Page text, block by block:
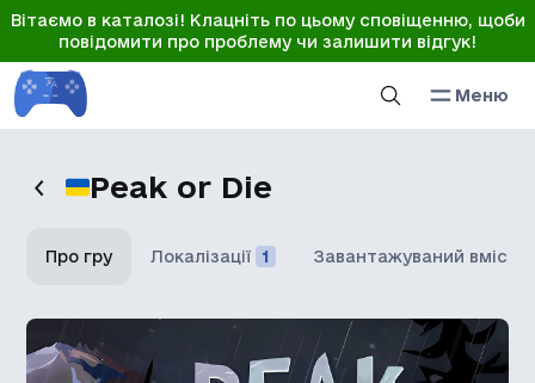
Вітаємо в каталозі! Клацніть по цьому сповіщенню, щоби
повідомити про проблему чи залишити відгук!
Меню
Peak or Die
Про гру Локалізації 1 Завантажуваний вміст